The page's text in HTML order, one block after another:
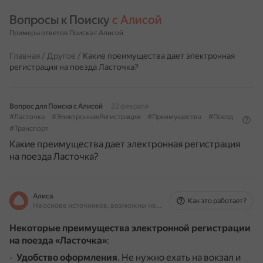
Вопросы к Поиску с Алисой
Примеры ответов Поиска с Алисой
Главная / Другое / Какие преимущества дает электронная
регистрация на поезда Ласточка?
Вопрос для Поиска с Алисой
22 февраля
#Ласточка
#ЭлектроннаяРегистрация #Преимущества
#Поезд
#Транспорт
Какие преимущества дает электронная регистрация
на поезда Ласточка?
Алиса
На основе источников, возможны неточности
Как это работает?
Некоторые преимущества электронной регистрации
на поезда «Ласточка»:
Удобство оформления. Не нужно ехать на вокзал и